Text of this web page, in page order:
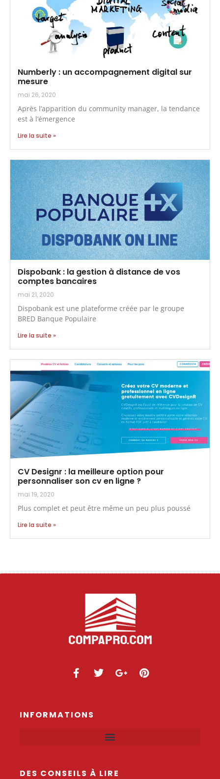
Numberly : un accompagnement digital sur
mesure
mai 26, 2020
Après l’apparition du community manager, la tendance
est à l’émergence
Lire la suite »
Dispobank : la gestion à distance de vos
comptes bancaires
mai 21, 2020
Dispobank est une plateforme créée par le groupe
BRED Banque Populaire
Lire la suite »
CV Designr : la meilleure option pour
personnaliser son cv en ligne ?
mai 19, 2020
Plus complet et peut être même un peu plus poussé
Lire la suite »
INFORMATIONS
DES CONSEILS À LIRE